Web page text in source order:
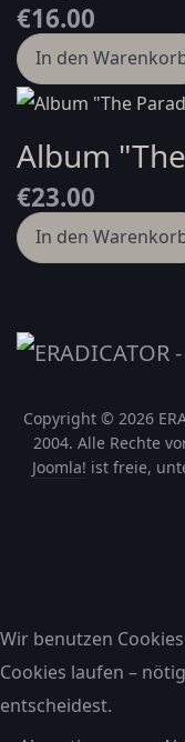
€16.00
In den
Album
€23.00
In den
Copyright © 2026
2004. Alle Rechte
Joomla! ist freie,
Wir benutzen Cookies
Cookies laufen –
entscheidest.